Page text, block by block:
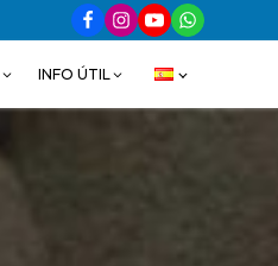
INFO ÚTIL